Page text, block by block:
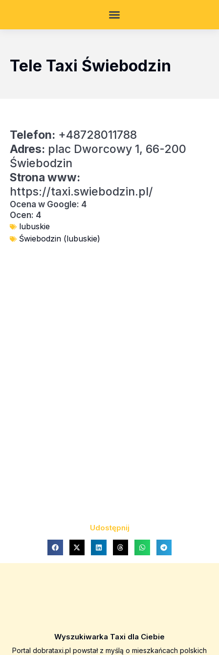
Tele Taxi Świebodzin
Telefon: +48728011788
Adres: plac Dworcowy 1, 66-200
Świebodzin
Strona www:
https://taxi.swiebodzin.pl/
Ocena w Google: 4
Ocen: 4
lubuskie
Świebodzin (lubuskie)
Udostępnij
Wyszukiwarka Taxi dla Ciebie
Portal dobrataxi.pl powstał z myślą o mieszkańcach polskich